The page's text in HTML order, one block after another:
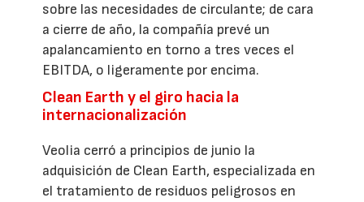
sobre las necesidades de circulante; de cara
a cierre de año, la compañía prevé un
apalancamiento en torno a tres veces el
EBITDA, o ligeramente por encima.
Clean Earth y el giro hacia la
internacionalización
Veolia cerró a principios de junio la
adquisición de Clean Earth, especializada en
el tratamiento de residuos peligrosos en